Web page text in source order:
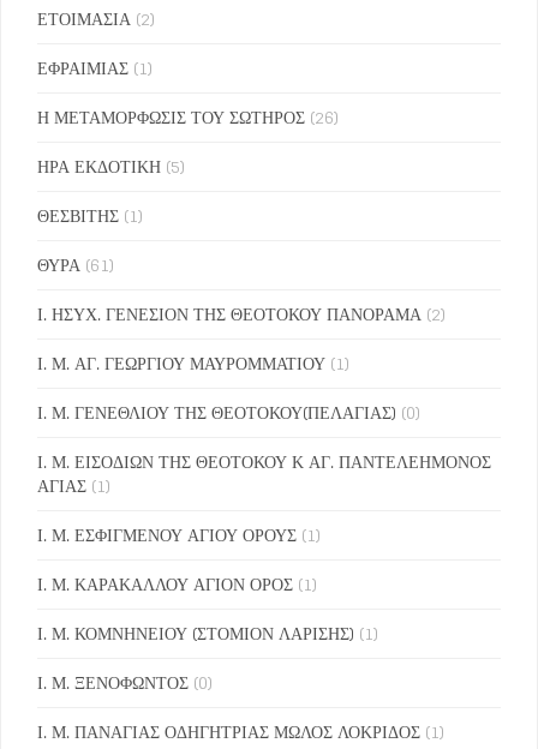
ΕΤΟΙΜΑΣΙΑ (2)
ΕΦΡΑΙΜΙΑΣ (1)
Η ΜΕΤΑΜΟΡΦΩΣΙΣ ΤΟΥ ΣΩΤΗΡΟΣ (26)
ΗΡΑ ΕΚΔΟΤΙΚΗ (5)
ΘΕΣΒΙΤΗΣ (1)
ΘΥΡΑ (61)
Ι. ΗΣΥΧ. ΓΕΝΕΣΙΟΝ ΤΗΣ ΘΕΟΤΟΚΟΥ ΠΑΝΟΡΑΜΑ (2)
Ι. Μ. ΑΓ. ΓΕΩΡΓΙΟΥ ΜΑΥΡΟΜΜΑΤΙΟΥ (1)
Ι. Μ. ΓΕΝΕΘΛΙΟΥ ΤΗΣ ΘΕΟΤΟΚΟΥ(ΠΕΛΑΓΙΑΣ) (0)
Ι. Μ. ΕΙΣΟΔΙΩΝ ΤΗΣ ΘΕΟΤΟΚΟΥ Κ ΑΓ. ΠΑΝΤΕΛΕΗΜΟΝΟΣ
ΑΓΙΑΣ (1)
Ι. Μ. ΕΣΦΙΓΜΕΝΟΥ ΑΓΙΟΥ ΟΡΟΥΣ (1)
Ι. Μ. ΚΑΡΑΚΑΛΛΟΥ ΑΓΙΟΝ ΟΡΟΣ (1)
Ι. Μ. ΚΟΜΝΗΝΕΙΟΥ (ΣΤΟΜΙΟΝ ΛΑΡΙΣΗΣ) (1)
Ι. Μ. ΞΕΝΟΦΩΝΤΟΣ (0)
Ι. Μ. ΠΑΝΑΓΙΑΣ ΟΔΗΓΗΤΡΙΑΣ ΜΩΛΟΣ ΛΟΚΡΙΔΟΣ (1)